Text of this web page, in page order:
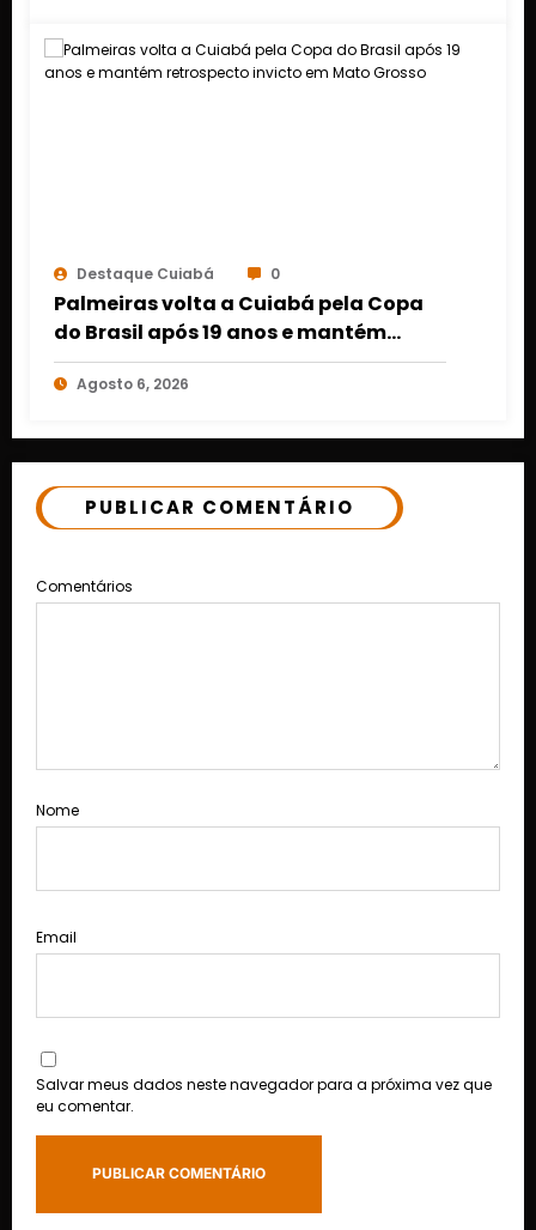
Destaque Cuiabá 0
Palmeiras volta a Cuiabá pela Copa
do Brasil após 19 anos e mantém
retrospecto invicto em Mato Grosso
Agosto 6, 2026
PUBLICAR COMENTÁRIO
Comentários
Nome
Email
Salvar meus dados neste navegador para a próxima vez que
eu comentar.